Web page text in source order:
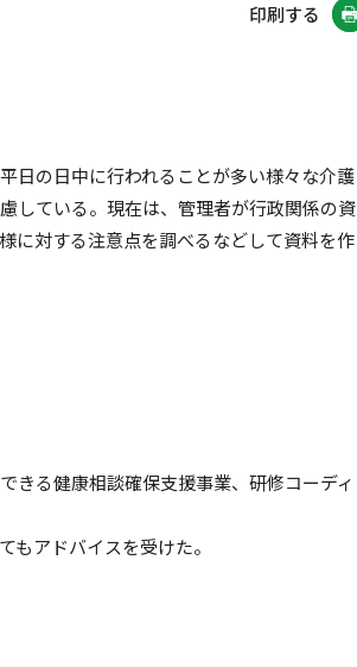
印刷する
日の日中に行われることが多い様々な介護
している。現在は、管理者が行政関係の資
に対する注意点を調べるなどして資料を作
きる健康相談確保支援事業、研修コーディ
アドバイスを受けた。